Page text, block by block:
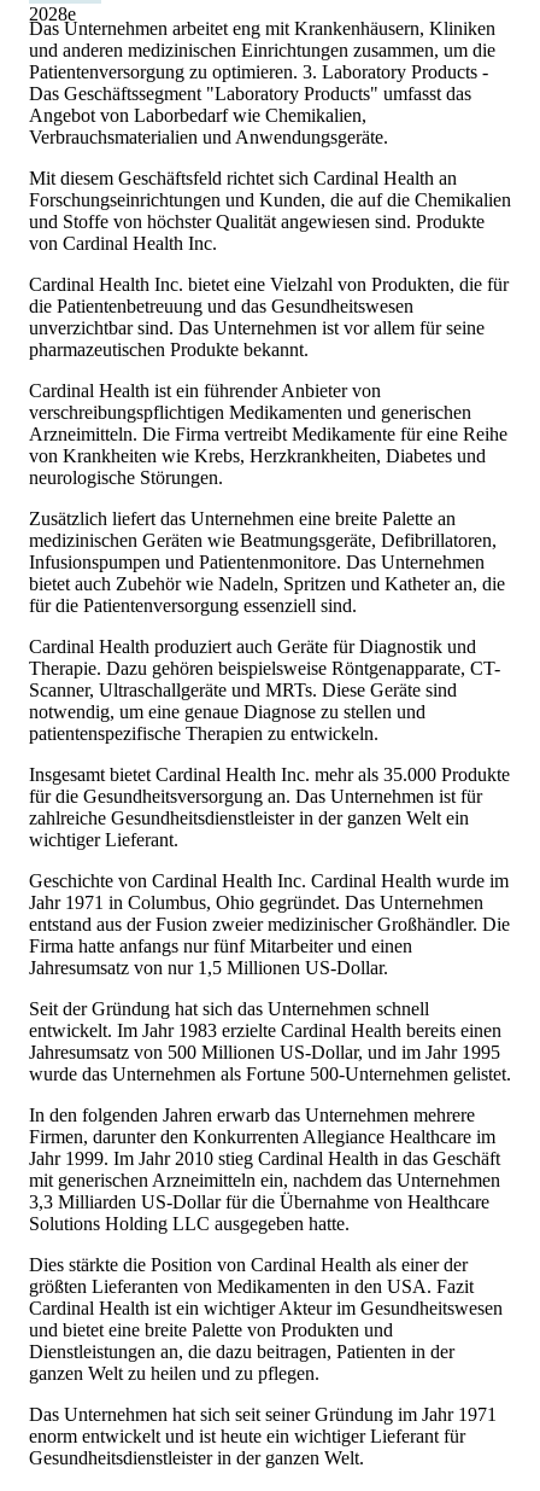
2028e
Das Unternehmen arbeitet eng mit Krankenhäusern, Kliniken
und anderen medizinischen Einrichtungen zusammen, um die
Patientenversorgung zu optimieren. 3. Laboratory Products -
Das Geschäftssegment "Laboratory Products" umfasst das
Angebot von Laborbedarf wie Chemikalien,
Verbrauchsmaterialien und Anwendungsgeräte.
Mit diesem Geschäftsfeld richtet sich Cardinal Health an
Forschungseinrichtungen und Kunden, die auf die Chemikalien
und Stoffe von höchster Qualität angewiesen sind. Produkte
von Cardinal Health Inc.
Cardinal Health Inc. bietet eine Vielzahl von Produkten, die für
die Patientenbetreuung und das Gesundheitswesen
unverzichtbar sind. Das Unternehmen ist vor allem für seine
pharmazeutischen Produkte bekannt.
Cardinal Health ist ein führender Anbieter von
verschreibungspflichtigen Medikamenten und generischen
Arzneimitteln. Die Firma vertreibt Medikamente für eine Reihe
von Krankheiten wie Krebs, Herzkrankheiten, Diabetes und
neurologische Störungen.
Zusätzlich liefert das Unternehmen eine breite Palette an
medizinischen Geräten wie Beatmungsgeräte, Defibrillatoren,
Infusionspumpen und Patientenmonitore. Das Unternehmen
bietet auch Zubehör wie Nadeln, Spritzen und Katheter an, die
für die Patientenversorgung essenziell sind.
Cardinal Health produziert auch Geräte für Diagnostik und
Therapie. Dazu gehören beispielsweise Röntgenapparate, CT-
Scanner, Ultraschallgeräte und MRTs. Diese Geräte sind
notwendig, um eine genaue Diagnose zu stellen und
patientenspezifische Therapien zu entwickeln.
Insgesamt bietet Cardinal Health Inc. mehr als 35.000 Produkte
für die Gesundheitsversorgung an. Das Unternehmen ist für
zahlreiche Gesundheitsdienstleister in der ganzen Welt ein
wichtiger Lieferant.
Geschichte von Cardinal Health Inc. Cardinal Health wurde im
Jahr 1971 in Columbus, Ohio gegründet. Das Unternehmen
entstand aus der Fusion zweier medizinischer Großhändler. Die
Firma hatte anfangs nur fünf Mitarbeiter und einen
Jahresumsatz von nur 1,5 Millionen US-Dollar.
Seit der Gründung hat sich das Unternehmen schnell
entwickelt. Im Jahr 1983 erzielte Cardinal Health bereits einen
Jahresumsatz von 500 Millionen US-Dollar, und im Jahr 1995
wurde das Unternehmen als Fortune 500-Unternehmen gelistet.
In den folgenden Jahren erwarb das Unternehmen mehrere
Firmen, darunter den Konkurrenten Allegiance Healthcare im
Jahr 1999. Im Jahr 2010 stieg Cardinal Health in das Geschäft
mit generischen Arzneimitteln ein, nachdem das Unternehmen
3,3 Milliarden US-Dollar für die Übernahme von Healthcare
Solutions Holding LLC ausgegeben hatte.
Dies stärkte die Position von Cardinal Health als einer der
größten Lieferanten von Medikamenten in den USA. Fazit
Cardinal Health ist ein wichtiger Akteur im Gesundheitswesen
und bietet eine breite Palette von Produkten und
Dienstleistungen an, die dazu beitragen, Patienten in der
ganzen Welt zu heilen und zu pflegen.
Das Unternehmen hat sich seit seiner Gründung im Jahr 1971
enorm entwickelt und ist heute ein wichtiger Lieferant für
Gesundheitsdienstleister in der ganzen Welt.